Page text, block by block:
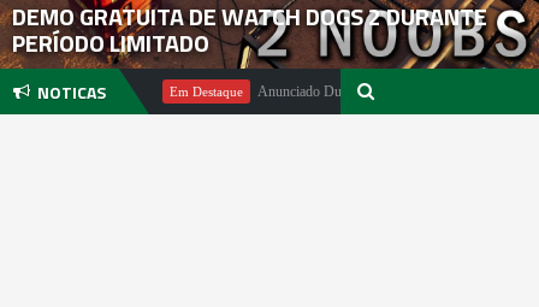
DEMO GRATUITA DE WATCH DOGS 2 DURANTE
PERÍODO LIMITADO
NOTICAS
Pachter Em Destaque Anunciado DualSense The Last of Us Limited Edition